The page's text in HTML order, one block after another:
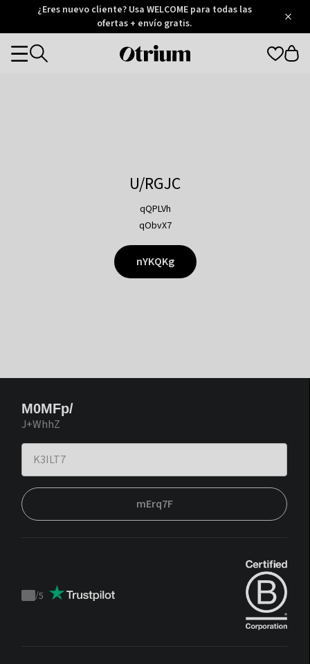
Otrium
Trustpilot
¿Eres nuevo cliente? Usa WELCOME para todas las
ofertas + envío gratis.
Otrium
Categories
U/RGJC
qQPLVh
qObvX7
nYKQKg
M0MFp/
J+WhhZ
mErq7F
Trustpilot
/5